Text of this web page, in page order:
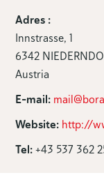
Adres :
Innstrasse, 1
6342
Austria
E-mail:
Website: http://
Tel:+43 537 362